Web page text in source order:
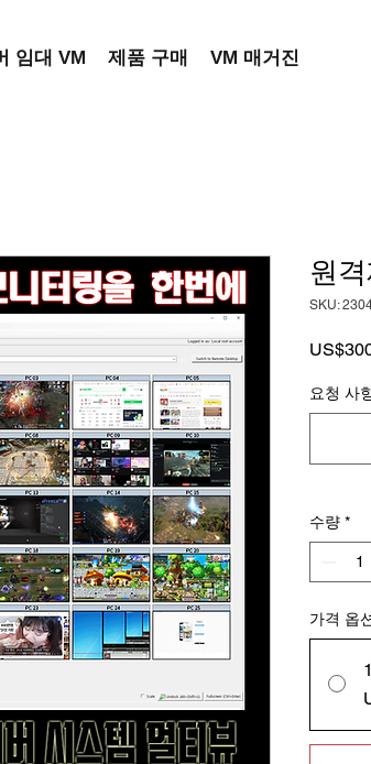
임대 VM 제품 구매 VM 매거진
원
SKU:
요청 사
수량 *
가격 옵